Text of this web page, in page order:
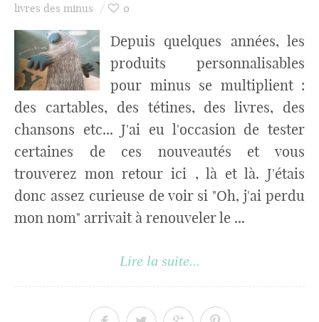
livres des minus
0
Depuis quelques années, les
produits personnalisables
pour minus se multiplient :
des cartables, des tétines, des livres, des
chansons etc... J'ai eu l'occasion de tester
certaines de ces nouveautés et vous
trouverez mon retour ici , là et là. J'étais
donc assez curieuse de voir si "Oh, j'ai perdu
mon nom" arrivait à renouveler le ...
Lire la suite...